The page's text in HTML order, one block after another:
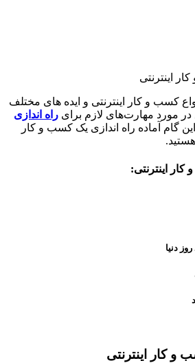
اینترنتی
کسب و کار اینترنتی و ایده های مختلف
مورد مهارت‌های لازم برای راه اندازی
گام آماده راه اندازی یک کسب و کار
اینترنتی:
کار اینترنتی